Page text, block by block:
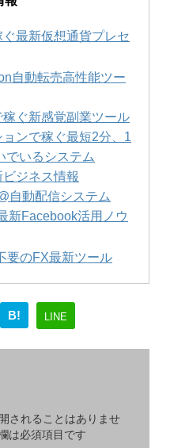
最新仮想通貨プレセ
自動転売高性能ツー
稼ぐ新感覚副業ツール
ンで稼ぐ最短2分、1
でいるシステム
ジネス情報
自動配信システム
新Facebook活用ノウ
要のFX最新ツール
B! LINE
されることはありませ
は必須項目です